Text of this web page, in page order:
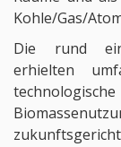
Kohle/Gas/
Die rund
erhielten